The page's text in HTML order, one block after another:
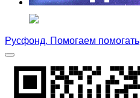
Русфонд. Помогаем помогать